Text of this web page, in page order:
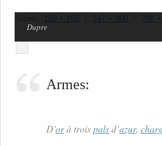
150 × 150 247 × 300 700 ×
Dupre
Armes:
D’orà troispalsd’azur,